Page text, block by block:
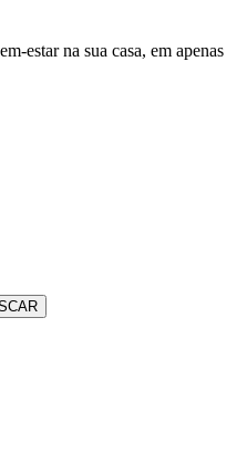
estar na sua casa, em apenas